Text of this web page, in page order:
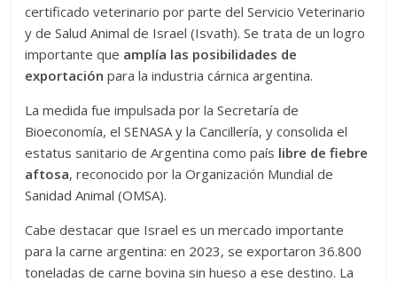
certificado veterinario por parte del Servicio Veterinario
y de Salud Animal de Israel (Isvath). Se trata de un logro
importante que amplía las posibilidades de
exportación para la industria cárnica argentina.
La medida fue impulsada por la Secretaría de
Bioeconomía, el SENASA y la Cancillería, y consolida el
estatus sanitario de Argentina como país libre de fiebre
aftosa, reconocido por la Organización Mundial de
Sanidad Animal (OMSA).
Cabe destacar que Israel es un mercado importante
para la carne argentina: en 2023, se exportaron 36.800
toneladas de carne bovina sin hueso a ese destino. La